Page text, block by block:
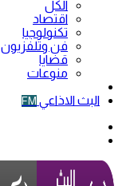
الكل
اقتصاد
تكنولوجيا
فن وتلفزيون
قضايا
منوعات
البث الاذاعي FM